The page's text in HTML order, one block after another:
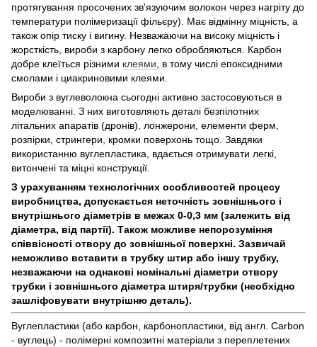
протягування просочених зв'язуючим волокон через нагріту до
температури полімеризації фільєру). Має відмінну міцність, а
також опір тиску і вигину. Незважаючи на високу міцність і
жорсткість, вироби з карбону легко обробляються. Карбон
добре клеїться різними клеями , в тому числі епоксидними
смолами і циакриновими клеями.
Вироби з вуглеволокна сьогодні активно застосовуються в
моделюванні. З них виготовляють деталі безпілотних
літальних апаратів (дронів), лонжерони, елементи ферм,
розпірки, стрингери, кромки поверхонь тощо. Завдяки
використанню вуглепластика, вдається отримувати легкі,
витончені та міцні конструкції.
З урахуванням технологічних особливостей процесу
виробництва, допускається неточність зовнішнього і
внутрішнього діаметрів в межах 0-0,3 мм (залежить від
діаметра, від партії). Також можливе непорозуміння
співвісності отвору до зовнішньої поверхні. Зазвичай
неможливо вставити в трубку штир або іншу трубку,
незважаючи на однакові номінальні діаметри отвору
трубки і зовнішнього діаметра штиря/трубки (необхідно
зашліфовувати внутрішню деталь).
Вуглепластики (або карбон, карбонопластики, від англ. Carbon
- вуглець) - полімерні композитні матеріали з переплетених